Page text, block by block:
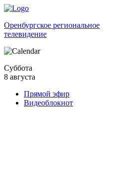
Оренбургское региональное
телевидение
Суббота
8 августа
Прямой эфир
Видеоблокнот